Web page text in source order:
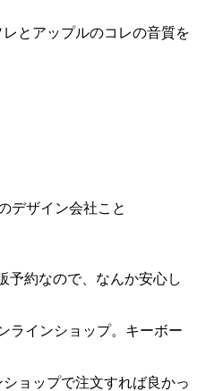
とアップルのコレの音質を
デザイン会社こと
予約なので、なんか安心し
ラインショップ。キーボー
ョップで注文すれば良かっ